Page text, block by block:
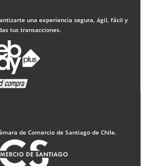
una experiencia segura, ágil, fácil y
tus transacciones.
de Comercio de Santiago de Chile.